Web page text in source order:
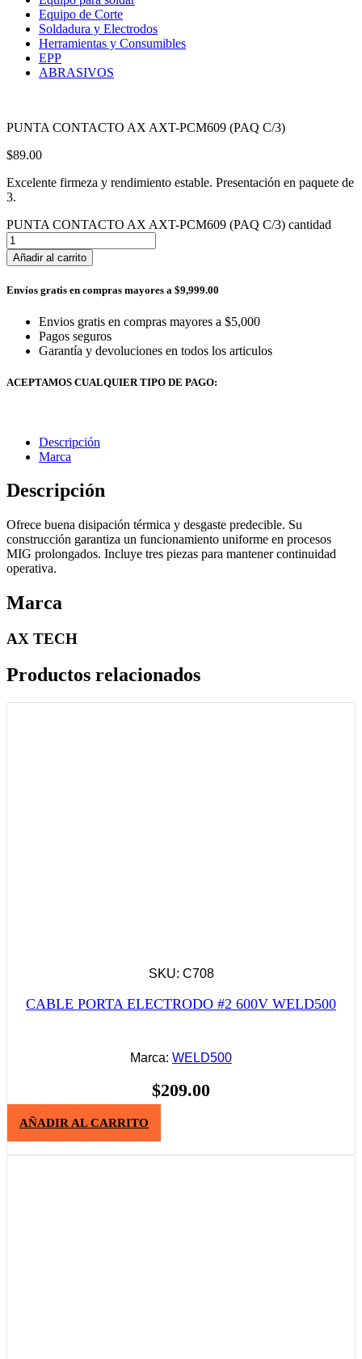
Equipo de Corte
Soldadura y Electrodos
Herramientas y Consumibles
EPP
ABRASIVOS
PUNTA CONTACTO AX AXT-PCM609 (PAQ C/3)
$89.00
Excelente firmeza y rendimiento estable. Presentación en paquete de
3.
PUNTA CONTACTO AX AXT-PCM609 (PAQ C/3) cantidad
Añadir al carrito
Envíos gratis en compras mayores a $9,999.00
Envios gratis en compras mayores a $5,000
Pagos seguros
Garantía y devoluciones en todos los articulos
ACEPTAMOS CUALQUIER TIPO DE PAGO:
Descripción
Marca
Descripción
Ofrece buena disipación térmica y desgaste predecible. Su
construcción garantiza un funcionamiento uniforme en procesos
MIG prolongados. Incluye tres piezas para mantener continuidad
operativa.
Marca
AX TECH
Productos relacionados
SKU: C708
CABLE PORTA ELECTRODO #2 600V WELD500
Marca: WELD500
$209.00
AÑADIR AL CARRITO